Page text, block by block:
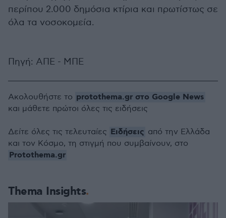
περίπου 2.000 δημόσια κτίρια και πρωτίστως σε
όλα τα νοσοκομεία.
Πηγή: ΑΠΕ - ΜΠΕ
Thema Insights
Ακολουθήστε το protothema.gr στο Google News
και μάθετε πρώτοι όλες τις ειδήσεις
Δείτε όλες τις τελευταίες Ειδήσεις από την Ελλάδα
και τον Κόσμο, τη στιγμή που συμβαίνουν, στο
Protothema.gr